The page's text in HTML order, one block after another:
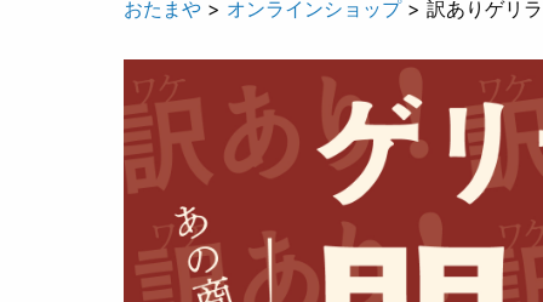
おたまや > オンラインショップ> 訳ありゲリ